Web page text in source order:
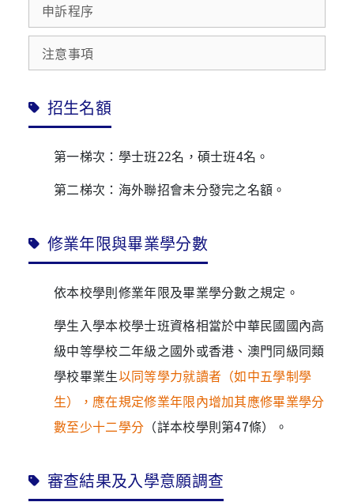
申訴程序
注意事項
招生名額
第一梯次：學士班22名，碩士班4名。
第二梯次：海外聯招會未分發完之名額。
修業年限與畢業學分數
依本校學則修業年限及畢業學分數之規定。
學生入學本校學士班資格相當於中華民國國內高
級中等學校二年級之國外或香港、澳門同級同類
學校畢業生以同等學力就讀者（如中五學制學
生），應在規定修業年限內增加其應修畢業學分
數至少十二學分 （詳本校學則第47條）。
審查結果及入學意願調查